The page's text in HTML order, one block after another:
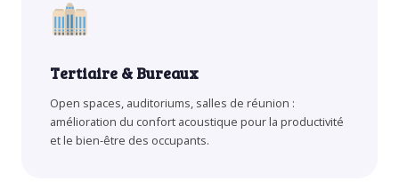
Tertiaire & Bureaux
Open spaces, auditoriums, salles de réunion :
amélioration du confort acoustique pour la productivité
et le bien-être des occupants.